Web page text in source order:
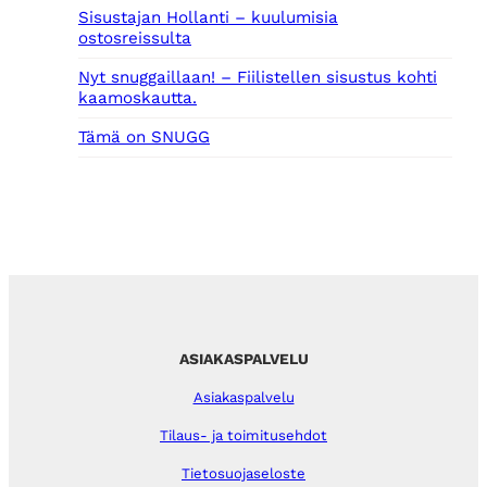
Sisustajan Hollanti – kuulumisia
ostosreissulta
Nyt snuggaillaan! – Fiilistellen sisustus kohti
kaamoskautta.
Tämä on SNUGG
ASIAKASPALVELU
Asiakaspalvelu
Tilaus- ja toimitusehdot
Tietosuojaseloste